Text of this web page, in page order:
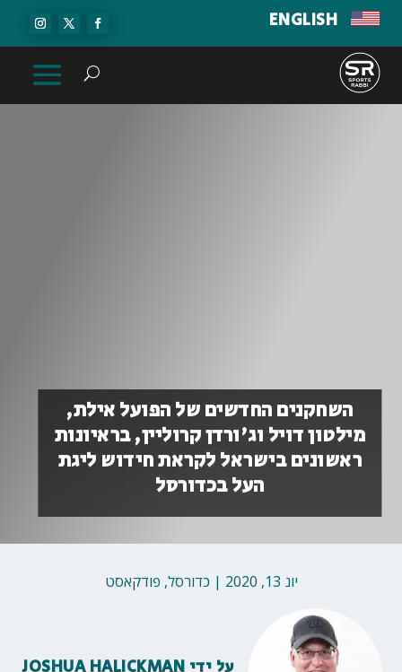
ENGLISH
השחקנים החדשים של הפועל אילת,
מילטון דויל וג'ורדן קרוליין, בראיונות
ראשונים בישראל לקראת חידוש ליגת
העל בכדורסל
יונ 13, 2020 | כדורסל, פודקאסט